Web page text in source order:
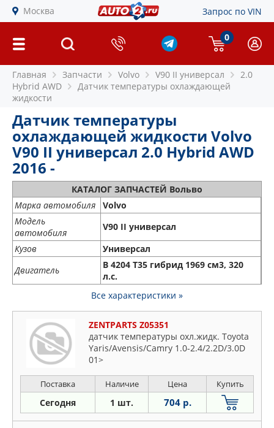
Москва Запрос по VIN
0
Главная Запчасти Volvo V90 II универсал
2.0
Hybrid AWD
Датчик температуры охлаждающей
жидкости
Датчик температуры
охлаждающей жидкости Volvo
V90 II универсал 2.0 Hybrid AWD
2016 -
КАТАЛОГ ЗАПЧАСТЕЙ Вольво
Марка автомобиля
Volvo
Модель
автомобиля
V90 II универсал
Кузов
Универсал
Двигатель
B 4204 T35 гибрид 1969 см3, 320
л.с.
Все характеристики »
ZENTPARTS Z05351
датчик температуры охл.жидк. Toyota
Yaris/Avensis/Camry 1.0-2.4/2.2D/3.0D
01>
Поставка Наличие Цена Купить
Сегодня 1 шт. 704 р.